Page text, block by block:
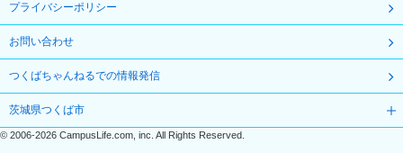
プライバシーポリシー
お問い合わせ
つくばちゃんねるでの情報発信
茨城県つくば市
© 2006-2026 CampusLife.com, inc. All Rights Reserved